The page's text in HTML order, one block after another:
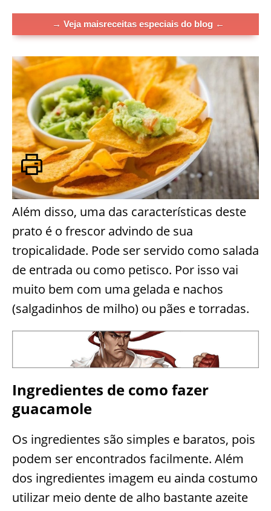
→ Veja maisreceitas especiais do blog ←
Além disso, uma das características deste
prato é o frescor advindo de sua
tropicalidade. Pode ser servido como salada
de entrada ou como petisco. Por isso vai
muito bem com uma gelada e nachos
(salgadinhos de milho) ou pães e torradas.
Ingredientes de como fazer
guacamole
Os ingredientes são simples e baratos, pois
podem ser encontrados facilmente. Além
dos ingredientes imagem eu ainda costumo
utilizar meio dente de alho bastante azeite